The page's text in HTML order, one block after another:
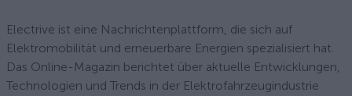
Electrive ist eine Nachrichtenplattform, die sich auf
Elektromobilität und erneuerbare Energien spezialisiert hat.
Das Online-Magazin berichtet über aktuelle Entwicklungen,
Technologien und Trends in der Elektrofahrzeugindustrie